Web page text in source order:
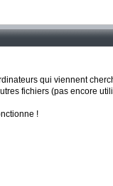
qui viennent
fichiers (pas encore
!